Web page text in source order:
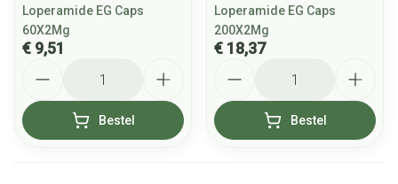
Loperamide EG Caps
60X2Mg
€ 9,51
Bestel
Loperamide EG Caps
200X2Mg
€ 18,37
Bestel